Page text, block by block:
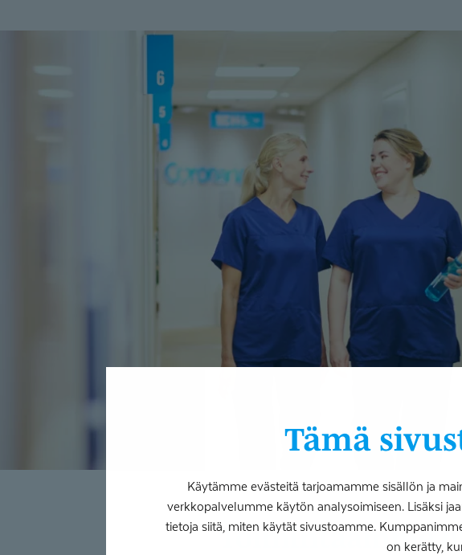
Tämä
Käytämme evästeitä tarjoamamme sisällön ja
verkkopalvelumme käytön analysoimiseen. Lisäksi
tietoja siitä, miten käytät sivustoamme.
on kerätty,
Toimintaamme